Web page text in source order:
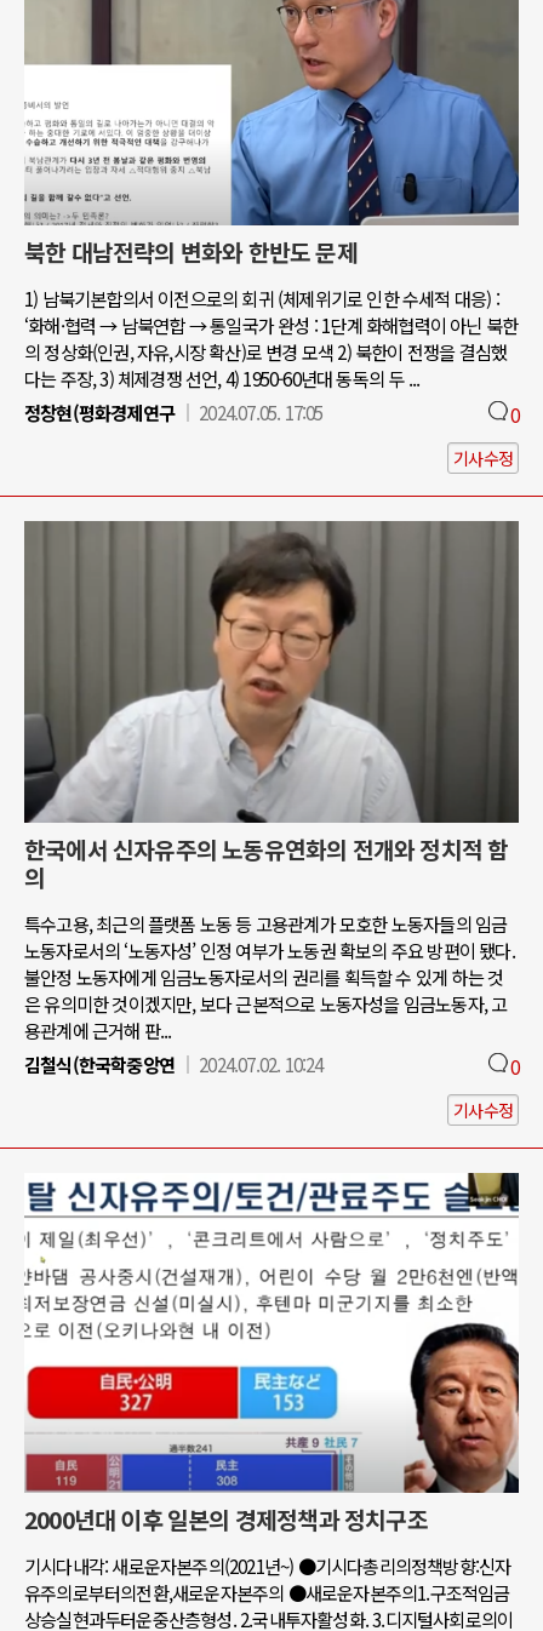
북한 대남전략의 변화와 한반도 문제
1) 남북기본합의서 이전으로의 회귀 (체제위기로 인한 수세적 대응) :
‘화해·협력 → 남북연합 → 통일국가 완성 : 1단계 화해협력이 아닌 북한
의 정상화(인권, 자유,시장 확산)로 변경 모색 2) 북한이 전쟁을 결심했
다는 주장, 3) 체제경쟁 선언, 4) 1950-60년대 동독의 두 ...
정창현(평화경제연구
2024.07.05. 17:05 0
기사수정
한국에서 신자유주의 노동유연화의 전개와 정치적 함
의
특수고용, 최근의 플랫폼 노동 등 고용관계가 모호한 노동자들의 임금
노동자로서의 ‘노동자성’ 인정 여부가 노동권 확보의 주요 방편이 됐다.
불안정 노동자에게 임금노동자로서의 권리를 획득할 수 있게 하는 것
은 유의미한 것이겠지만, 보다 근본적으로 노동자성을 임금노동자, 고
용관계에 근거해 판...
김철식(한국학중앙연
2024.07.02. 10:24 0
기사수정
2000년대 이후 일본의 경제정책과 정치구조
기시다내각: 새로운자본주의(2021년~) ●기시다총리의정책방향:신자
유주의로부터의전환,새로운자본주의 ●새로운자본주의1.구조적임금
상승실현과두터운중산층형성. 2.국내투자활성화. 3.디지털사회로의이